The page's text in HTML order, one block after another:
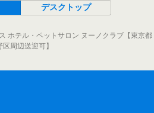
デスクトップ
ホテル・ペットサロン ヌーノクラブ【東京都
区周辺送迎可】